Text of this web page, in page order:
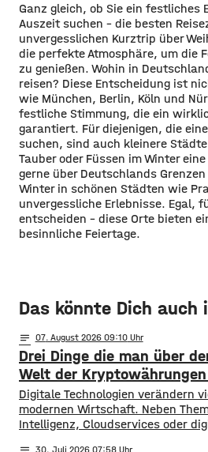
Ganz gleich, ob Sie ein festliches
Auszeit suchen – die besten
unvergesslichen Kurztrip über
die perfekte Atmosphäre, um die
zu genießen. Wohin in
reisen? Diese Entscheidung ist
wie München, Berlin, Köln und
festliche Stimmung, die ein
garantiert. Für diejenigen, die
suchen, sind auch kleinere
Tauber oder Füssen im Winter
gerne über Deutschlands
Winter in schönen Städten wie
unvergessliche Erlebnisse. Egal,
entscheiden – diese Orte bieten
besinnliche Feiertage.
Das könnte Dich auch
notes 07. August 2026 09:10
Drei Dinge die man über
Welt der
Digitale Technologien verändern
modernen Wirtschaft. Neben
Intelligenz, Cloudservices oder
30. Juli 2026 07:58